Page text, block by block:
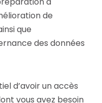
de
que
des données
d’avoir un accès
vous avez besoin